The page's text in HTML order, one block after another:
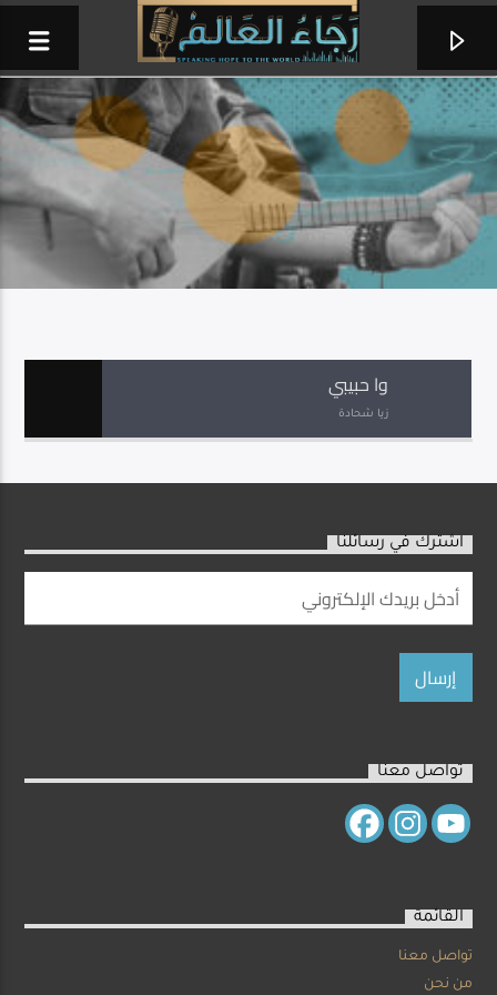
أنا هو
الحياة الأفضل
وا حبيبي
زيا شحادة
اشترك في رسائلنا
تواصل معنا
القائمة
تواصل معنا
من نحن